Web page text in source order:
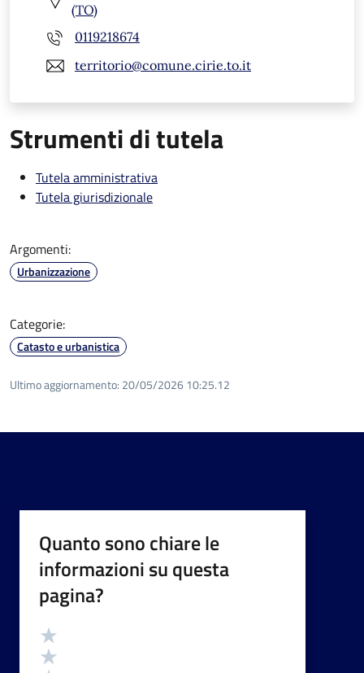
(TO)
0119218674
territorio@comune.cirie.to.it
Strumenti di tutela
Tutela amministrativa
Tutela giurisdizionale
Argomenti:
Urbanizzazione
Categorie:
Catasto e urbanistica
Ultimo aggiornamento: 20/05/2026 10:25.12
Quanto sono chiare le
informazioni su questa
pagina?
Valutazione